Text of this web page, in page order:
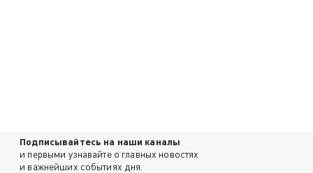
Подписывайтесь на наши каналы
и первыми узнавайте о главных новостях
и важнейших событиях дня.